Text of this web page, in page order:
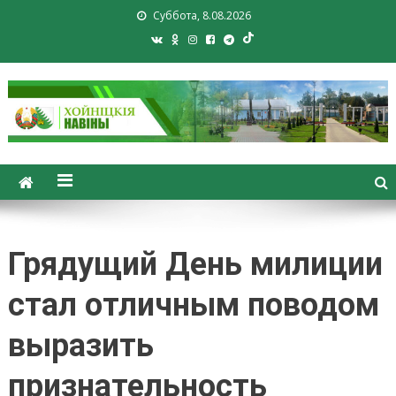
Суббота, 8.08.2026
Хойники. Хойнiцкiя навiны.
Новости Хойник. Районная
Грядущий День милиции
стал отличным поводом
выразить
признательность